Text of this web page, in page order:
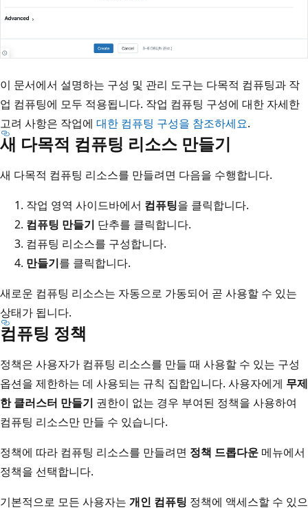
이 문서에서 설명하는 구성 및 관리 도구는 다목적 컴퓨팅과 작
업 컴퓨팅에 모두 적용됩니다. 작업 컴퓨팅 구성에 대한 자세한
고려 사항은 작업에 대한 컴퓨팅 구성을 참조하세요.
새 다목적 컴퓨팅 리소스 만들기
새 다목적 컴퓨팅 리소스를 만들려면 다음을 수행합니다.
작업 영역 사이드바에서 컴퓨팅을 클릭합니다.
컴퓨팅 만들기 단추를 클릭합니다.
컴퓨팅 리소스를 구성합니다.
만들기를 클릭합니다.
새로운 컴퓨팅 리소스는 자동으로 가동되어 곧 사용할 수 있는
상태가 됩니다.
컴퓨팅 정책
정책은 사용자가 컴퓨팅 리소스를 만들 때 사용할 수 있는 구성
옵션을 제한하는 데 사용되는 규칙 집합입니다. 사용자에게 무제
한 클러스터 만들기 권한이 없는 경우 부여된 정책을 사용하여
컴퓨팅 리소스만 만들 수 있습니다.
정책에 따라 컴퓨팅 리소스를 만들려면 정책 드롭다운 메뉴에서
정책을 선택합니다.
기본적으로 모든 사용자는 개인 컴퓨팅 정책에 액세스할 수 있으